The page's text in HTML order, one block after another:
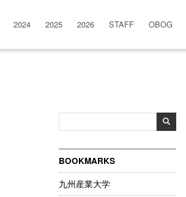
2024 2025 2026 STAFF OBOG
BOOKMARKS
九州産業大学